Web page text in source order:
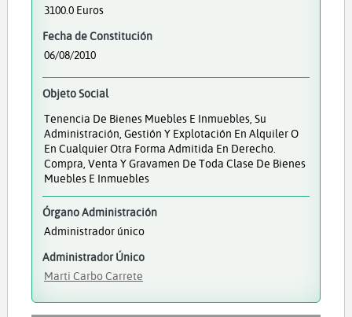
3100.0 Euros
Fecha de Constitución
06/08/2010
Objeto Social
Tenencia De Bienes Muebles E Inmuebles, Su
Administración, Gestión Y Explotación En Alquiler O
En Cualquier Otra Forma Admitida En Derecho.
Compra, Venta Y Gravamen De Toda Clase De Bienes
Muebles E Inmuebles
Órgano Administración
Administrador único
Administrador Único
Marti Carbo Carrete